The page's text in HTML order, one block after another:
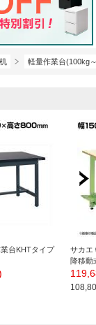
軽量作業台(100kg
台KHTタイプ
サカエ
降移動